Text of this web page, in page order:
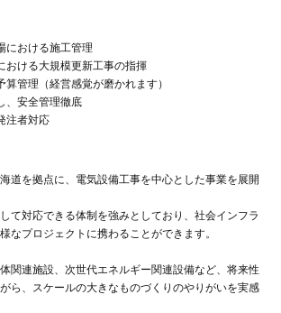
における施工管理
おける大規模更新工事の指揮
管理（経営感覚が磨かれます）
、安全管理徹底
注者対応
道を拠点に、電気設備工事を中心とした事業を展開
て対応できる体制を強みとしており、社会インフラ
なプロジェクトに携わることができます。
関連施設、次世代エネルギー関連設備など、将来性
ら、スケールの大きなものづくりのやりがいを実感